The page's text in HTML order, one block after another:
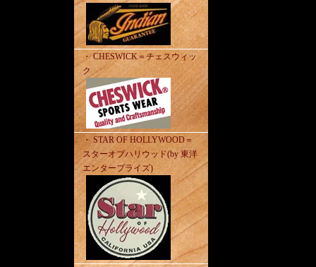
・ CHESWICK＝チェスウィッ
ク
・ STAR OF HOLLYWOOD＝
スターオブハリウッド(by 東洋
エンタープライズ)